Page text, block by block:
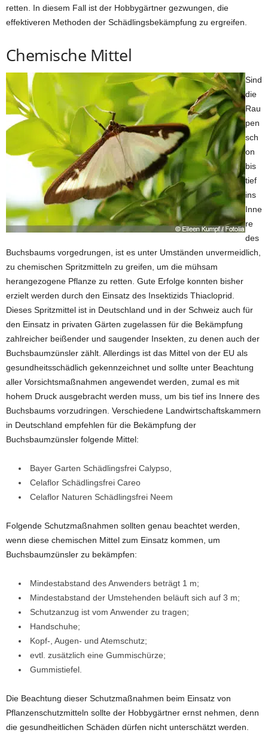
retten. In diesem Fall ist der Hobbygärtner gezwungen, die
effektiveren Methoden der Schädlingsbekämpfung zu ergreifen.
Chemische Mittel
Sind
die
Rau
pen
sch
on
bis
tief
ins
Inne
re
des
Buchsbaums vorgedrungen, ist es unter Umständen unvermeidlich,
zu chemischen Spritzmitteln zu greifen, um die mühsam
herangezogene Pflanze zu retten. Gute Erfolge konnten bisher
erzielt werden durch den Einsatz des Insektizids Thiacloprid.
Dieses Spritzmittel ist in Deutschland und in der Schweiz auch für
den Einsatz in privaten Gärten zugelassen für die Bekämpfung
zahlreicher beißender und saugender Insekten, zu denen auch der
Buchsbaumzünsler zählt. Allerdings ist das Mittel von der EU als
gesundheitsschädlich gekennzeichnet und sollte unter Beachtung
aller Vorsichtsmaßnahmen angewendet werden, zumal es mit
hohem Druck ausgebracht werden muss, um bis tief ins Innere des
Buchsbaums vorzudringen. Verschiedene Landwirtschaftskammern
in Deutschland empfehlen für die Bekämpfung der
Buchsbaumzünsler folgende Mittel:
Bayer Garten Schädlingsfrei Calypso,
Celaflor Schädlingsfrei Careo
Celaflor Naturen Schädlingsfrei Neem
Folgende Schutzmaßnahmen sollten genau beachtet werden,
wenn diese chemischen Mittel zum Einsatz kommen, um
Buchsbaumzünsler zu bekämpfen:
Mindestabstand des Anwenders beträgt 1 m;
Mindestabstand der Umstehenden beläuft sich auf 3 m;
Schutzanzug ist vom Anwender zu tragen;
Handschuhe;
Kopf-, Augen- und Atemschutz;
evtl. zusätzlich eine Gummischürze;
Gummistiefel.
Die Beachtung dieser Schutzmaßnahmen beim Einsatz von
Pflanzenschutzmitteln sollte der Hobbygärtner ernst nehmen, denn
die gesundheitlichen Schäden dürfen nicht unterschätzt werden.